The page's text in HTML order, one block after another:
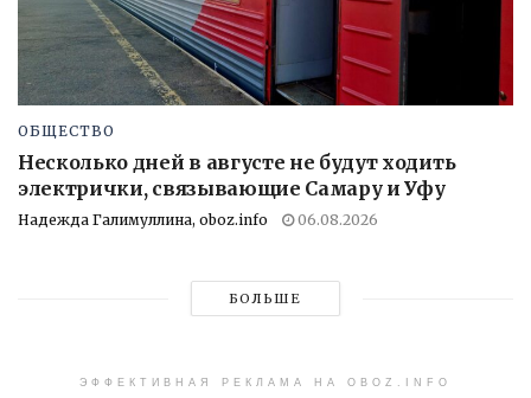
ОБЩЕСТВО
Несколько дней в августе не будут ходить
электрички, связывающие Самару и Уфу
Надежда Галимуллина, oboz.info 06.08.2026
БОЛЬШЕ
ЭФФЕКТИВНАЯ РЕКЛАМА НА OBOZ.INFO